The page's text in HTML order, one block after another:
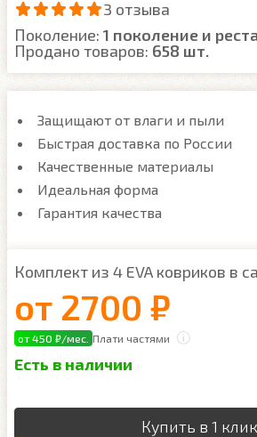
3 отзыва
Поколение: 1 поколение и
Продано товаров: 658 шт.
Защищают от влаги и пыли
Быстрая доставка по России
Качественные материалы
Идеальная форма
Гарантия качества
Комплект из 4 EVA ковриков в
от 2700 ₽
от 450 ₽/мес. Плати частями
Есть в наличии
Купить в 1 клик